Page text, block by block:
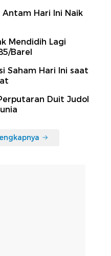
Antam Hari Ini Naik
Mendidih Lagi
Barel
Saham Hari Ini saat
Duit Judol